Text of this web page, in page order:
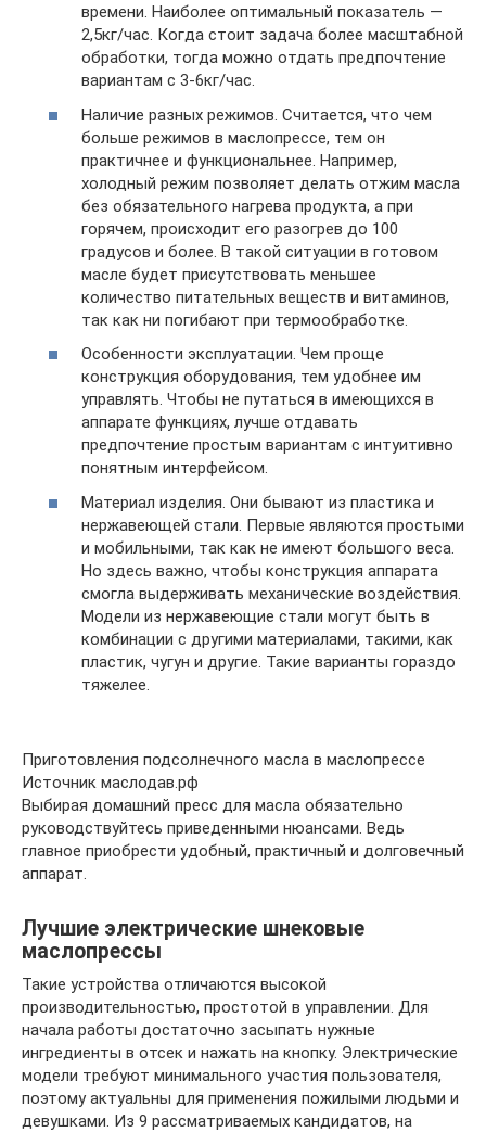
времени. Наиболее оптимальный показатель —
2,5кг/час. Когда стоит задача более масштабной
обработки, тогда можно отдать предпочтение
вариантам с 3-6кг/час.
Наличие разных режимов. Считается, что чем
больше режимов в маслопрессе, тем он
практичнее и функциональнее. Например,
холодный режим позволяет делать отжим масла
без обязательного нагрева продукта, а при
горячем, происходит его разогрев до 100
градусов и более. В такой ситуации в готовом
масле будет присутствовать меньшее
количество питательных веществ и витаминов,
так как ни погибают при термообработке.
Особенности эксплуатации. Чем проще
конструкция оборудования, тем удобнее им
управлять. Чтобы не путаться в имеющихся в
аппарате функциях, лучше отдавать
предпочтение простым вариантам с интуитивно
понятным интерфейсом.
Материал изделия. Они бывают из пластика и
нержавеющей стали. Первые являются простыми
и мобильными, так как не имеют большого веса.
Но здесь важно, чтобы конструкция аппарата
смогла выдерживать механические воздействия.
Модели из нержавеющие стали могут быть в
комбинации с другими материалами, такими, как
пластик, чугун и другие. Такие варианты гораздо
тяжелее.
Приготовления подсолнечного масла в маслопрессе
Источник маслодав.рф
Выбирая домашний пресс для масла обязательно
руководствуйтесь приведенными нюансами. Ведь
главное приобрести удобный, практичный и долговечный
аппарат.
Лучшие электрические шнековые
маслопрессы
Такие устройства отличаются высокой
производительностью, простотой в управлении. Для
начала работы достаточно засыпать нужные
ингредиенты в отсек и нажать на кнопку. Электрические
модели требуют минимального участия пользователя,
поэтому актуальны для применения пожилыми людьми и
девушками. Из 9 рассматриваемых кандидатов, на